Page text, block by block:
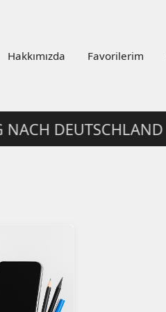
Hakkımızda Favorilerim
DEUTSCHLAND